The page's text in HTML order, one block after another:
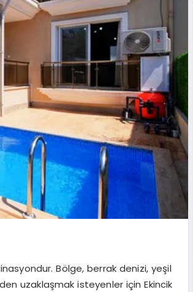
Bölge, berrak denizi, yeşil
uzaklaşmak isteyenler için Ekincik